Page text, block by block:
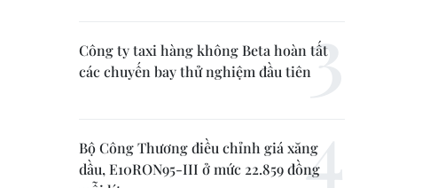
Công ty taxi hàng không Beta hoàn tất
các chuyến bay thử nghiệm đầu tiên
Bộ Công Thương điều chỉnh giá xăng
dầu, E10RON95-III ở mức 22.859 đồng